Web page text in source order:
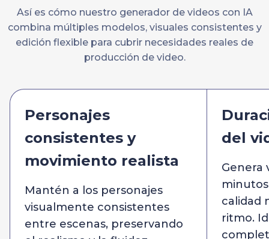
Así es cómo nuestro generador de videos con IA
combina múltiples modelos, visuales consistentes y
edición flexible para cubrir necesidades reales de
producción de video.
Personajes
consistentes y
movimiento realista
Mantén a los personajes
visualmente consistentes
entre escenas, preservando
del
Genera
calidad
ritmo.